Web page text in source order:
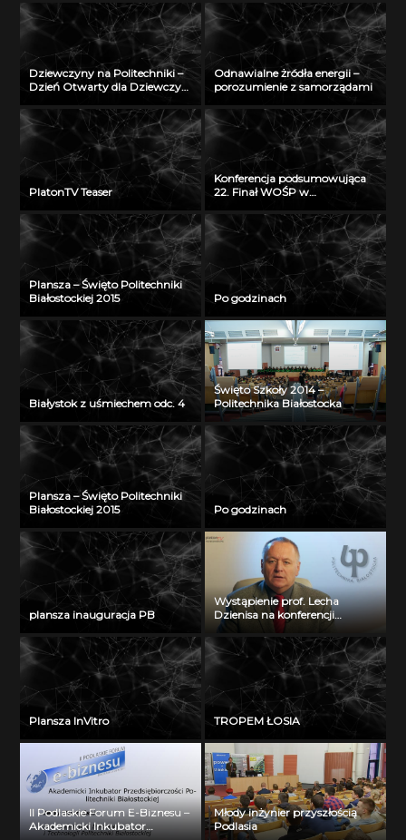
Radiu Akadera – 11 grudzień
2012
Dziewczyny na Politechniki –
Dzień Otwarty dla Dziewczyn
Odnawialne żródła energii –
porozumienie z samorządami
PlatonTV Teaser
Konferencja podsumowująca
22. Finał WOŚP w
Plansza – Święto Politechniki
Białostockiej 2015
Po godzinach
Białystok z uśmiechem odc. 4
Święto Szkoły 2014 –
Politechnika Białostocka
Plansza – Święto Politechniki
Białostockiej 2015
Po godzinach
plansza inauguracja PB
Wystąpienie prof. Lecha
Dzienisa na konferencji
„Integration, partnership and
innovations in civil engineering
and education”
Plansza InVitro TROPEM ŁOSIA
II Podlaskie Forum E-Biznesu –
Akademicki Inkubator
Młody inżynier przyszłością
Podlasia